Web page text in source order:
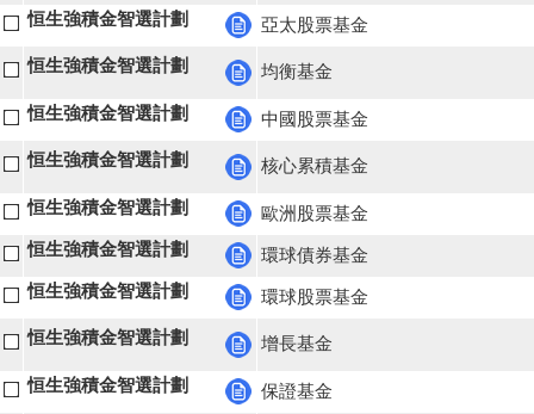
恒生強積金智選計劃 亞太股票基金
恒生強積金智選計劃 均衡基金
恒生強積金智選計劃 中國股票基金
恒生強積金智選計劃 核心累積基金
恒生強積金智選計劃
歐洲股票基金
恒生強積金智選計劃
環球債券基金
恒生強積金智選計劃
環球股票基金
恒生強積金智選計劃 增長基金
恒生強積金智選計劃
保證基金